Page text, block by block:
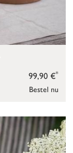
Bestel nu
99,90 €*